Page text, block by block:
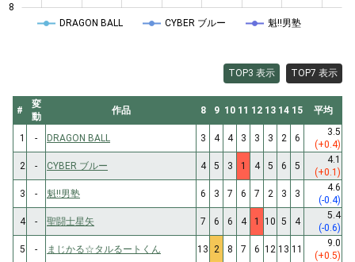
8
DRAGON BALL CYBER ブルー 魁!!男塾
TOP3 表示 TOP7 表示
#
変
動
作品 8 9 10 11 12 13 14 15 平均
1 - DRAGON BALL 3 4 4 3 3 3 2 6
3.5
(+0.4)
2
- CYBER ブルー 4 5 3 1 4 5 6 5
4.1
(+0.1)
3
- 魁!!男塾 6 3 7 6 7 2 3 3
4.6
(-0.4)
4
- 聖闘士星矢 7 6 6 4 1 10 5 4
5.4
(-0.6)
5
- まじかる☆タルるートくん 13 2 8 7 6 12 13 11
9.0
(+0.5)